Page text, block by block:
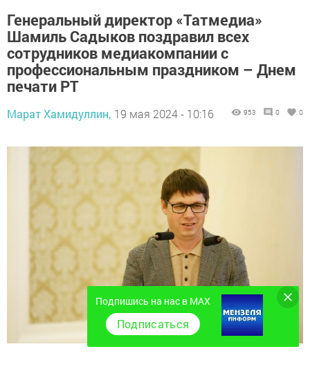
Генеральный директор «Татмедиа»
Шамиль Садыков поздравил всех
сотрудников медиакомпании с
профессиональным праздником – Днем
печати РТ
Марат Хамидуллин, 19 мая 2024 - 10:16 953 0 0
Подпишись на нас в MAX
Подписаться